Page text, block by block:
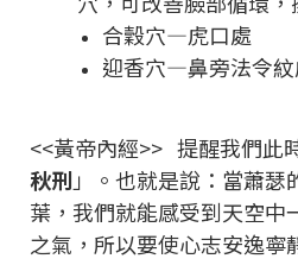
合穀穴—虎口處
迎香穴—鼻旁法令
<<黃帝內經>> 提醒我們此
秋刑 」。也就是說：當蕭
葉，我們就能感受到天空中
之氣，所以要使心志安逸寧